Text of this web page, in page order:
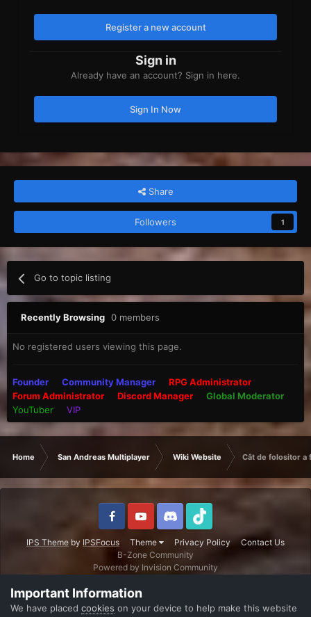
Register a new account
Sign in
Already have an account? Sign in here.
Sign In Now
Share
Followers 1
Go to topic listing
Recently Browsing 0 members
No registered users viewing this page.
Founder Community Manager
RPG Administrator
Forum Administrator
Discord Manager
Global Moderator
YouTuber
VIP
Home San Andreas Multiplayer Wiki Website Cât de folositor a
IPS Theme by IPSFocus Theme Privacy Policy
Contact Us
B-Zone Community
Powered by Invision Community
Important Information
We have placed cookies on your device to help make this website